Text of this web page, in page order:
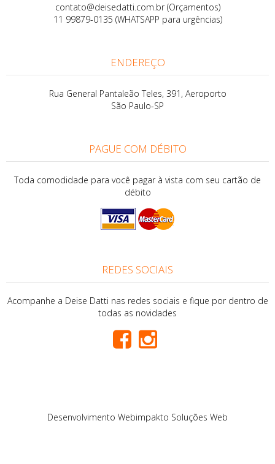
contato@deisedatti.com.br (Orçamentos)
11 99879-0135 (WHATSAPP para urgências)
ENDEREÇO
Rua General Pantaleão Teles, 391, Aeroporto
São Paulo-SP
PAGUE COM DÉBITO
Toda comodidade para você pagar à vista com seu cartão de
débito
REDES SOCIAIS
Acompanhe a Deise Datti nas redes sociais e fique por dentro de
todas as novidades
Desenvolvimento Webimpakto Soluções Web